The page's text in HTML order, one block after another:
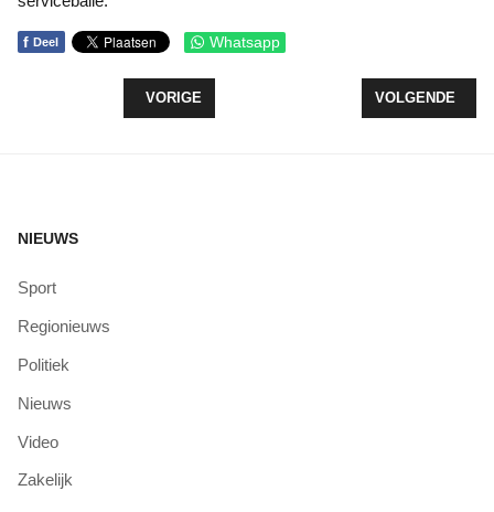
f Deel Whatsapp
VORIG ARTIKEL: WORKSHOP DIGITAAL DE
VORIGE VOLGENDE
VOLGENDE
NIEUWS
Sport
Regionieuws
Politiek
Nieuws
Video
Zakelijk